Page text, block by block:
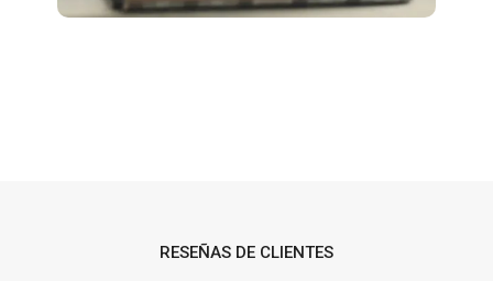
RESEÑAS DE CLIENTES